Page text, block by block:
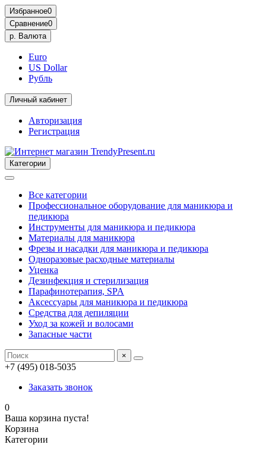
Избранное0
Сравнение0
р. Валюта
Euro
US Dollar
Рубль
Личный кабинет
Авторизация
Регистрация
Категории
Все категории
Профессиональное оборудование для маникюра и
педикюра
Инструменты для маникюра и педикюра
Материалы для маникюра
Фрезы и насадки для маникюра и педикюра
Одноразовые расходные материалы
Уценка
Дезинфекция и стерилизация
Парафинотерапия, SPA
Аксессуары для маникюра и педикюра
Средства для депиляции
Уход за кожей и волосами
Запасные части
×
+7 (495) 018-5035
Заказать звонок
0
Ваша корзина пуста!
Корзина
Категории